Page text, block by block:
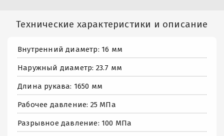
Технические характеристики и описание
Внутренний диаметр: 16 мм
Наружный диаметр: 23.7 мм
Длина рукава: 1650 мм
Рабочее давление: 25 МПа
Разрывное давление: 100 МПа